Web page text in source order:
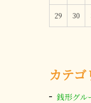
29 30
カテゴ
銭形グル